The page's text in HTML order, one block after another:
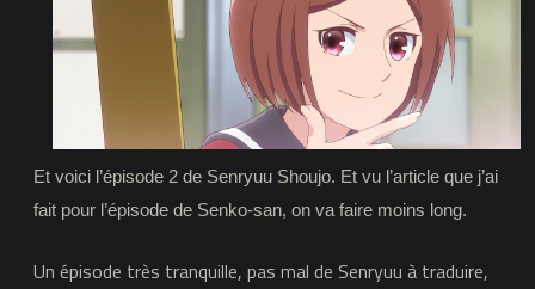
Nanako
essaie
de
perdre
du
poids
Et voici l’épisode 2 de Senryuu Shoujo. Et vu l’article que j’ai
fait pour l’épisode de Senko-san, on va faire moins long.
Un épisode très tranquille, pas mal de Senryuu à traduire,